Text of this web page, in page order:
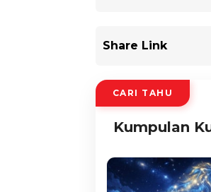
Share Link
CARI TAHU
Kumpulan